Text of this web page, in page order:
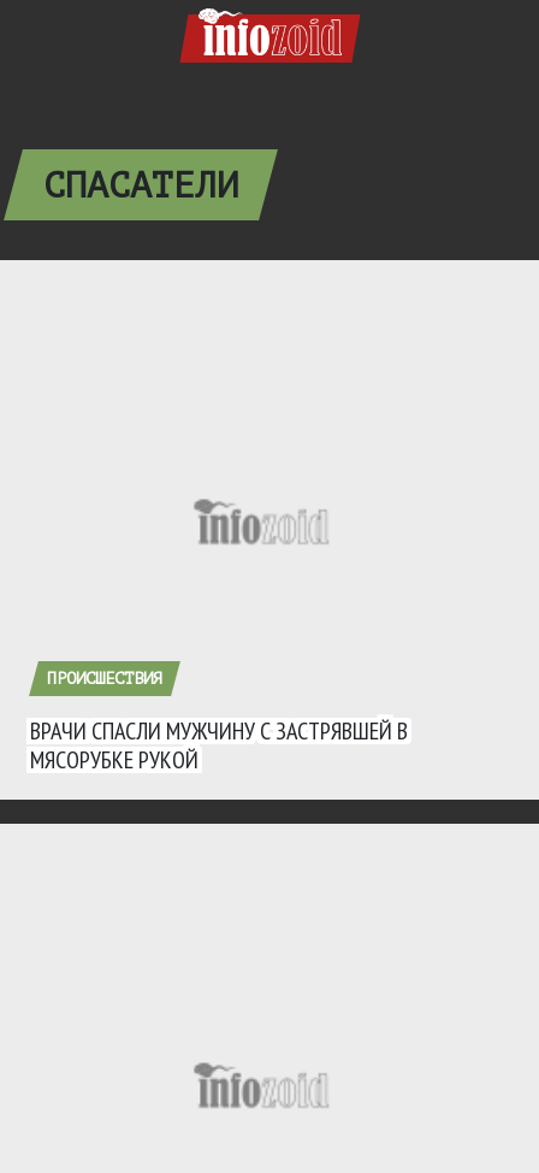
СПАСАТЕЛИ
ПРОИСШЕСТВИЯ
ВРАЧИ СПАСЛИ МУЖЧИНУ С ЗАСТРЯВШЕЙ В
МЯСОРУБКЕ РУКОЙ